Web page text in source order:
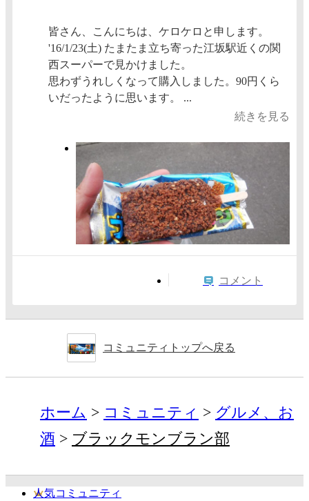
皆さん、こんにちは、ケロケロと申します。
'16/1/23(土) たまたま立ち寄った江坂駅近くの関
西スーパーで見かけました。
思わずうれしくなって購入しました。90円くら
いだったように思います。 ...
続きを見る
コメント
コミュニティトップへ戻る
ホーム コミュニティ
グルメ、お
酒
ブラックモンブラン部
人気コミュニティ